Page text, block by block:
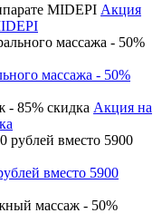
Акция
массажа - 50%
Акция на
вместо 5900